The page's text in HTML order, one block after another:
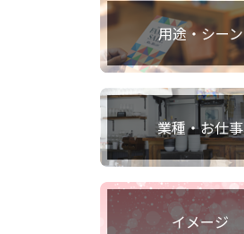
用途・シーン
業種・お仕事
イメージ